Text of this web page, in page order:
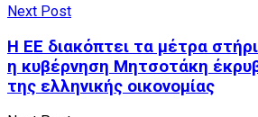
Next Post
Η ΕΕ διακόπτει τα μέτρα
η κυβέρνηση Μητσοτάκη
της ελληνικής οικονομίας